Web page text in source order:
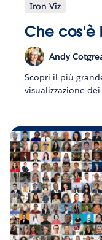
Iron Viz
Che cos'è
Andy
Scopri il più
visualizzazione